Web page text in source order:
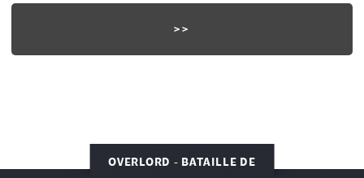
OVERLORD - BATAILLE DE